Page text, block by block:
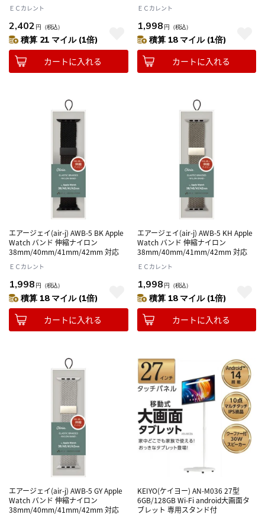
ＥＣカレント
2,402 円 （税込）
積算 21 マイル (1倍)
カートに入れる
ＥＣカレント
1,998 円 （税込）
積算 18 マイル (1倍)
カートに入れる
エアージェイ(air-j) AWB-5 BK Apple
Watch バンド 伸縮ナイロン
38mm/40mm/41mm/42mm 対応
ＥＣカレント
1,998 円 （税込）
積算 18 マイル (1倍)
カートに入れる
エアージェイ(air-j) AWB-5 KH Apple
Watch バンド 伸縮ナイロン
38mm/40mm/41mm/42mm 対応
ＥＣカレント
1,998 円 （税込）
積算 18 マイル (1倍)
カートに入れる
エアージェイ(air-j) AWB-5 GY Apple
Watch バンド 伸縮ナイロン
38mm/40mm/41mm/42mm 対応
KEIYO(ケイヨー) AN-M036 27型
6GB/128GB Wi-Fi android大画面タ
ブレット 専用スタンド付